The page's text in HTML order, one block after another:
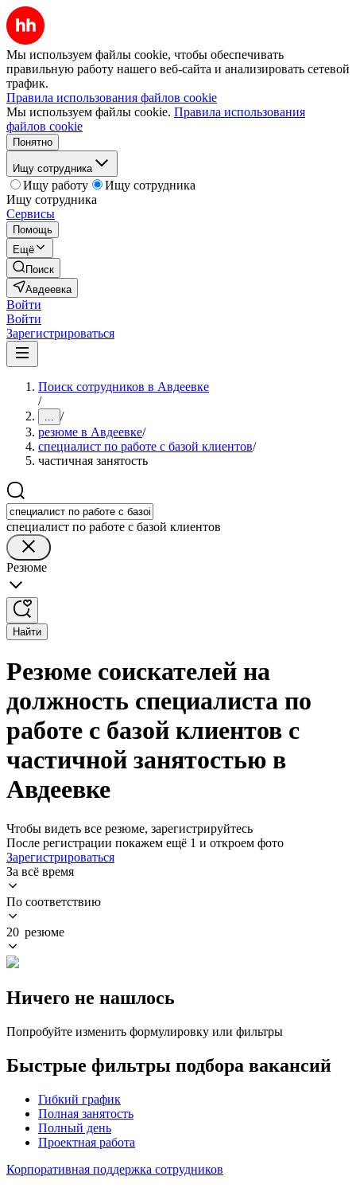
Мы используем файлы cookie, чтобы обеспечивать
правильную работу нашего веб-сайта и анализировать сетевой
трафик.
Правила использования файлов cookie
Мы используем файлы cookie. Правила использования
файлов cookie
Понятно
Ищу сотрудника
Ищу работу
Ищу сотрудника
Ищу сотрудника
Сервисы
Помощь
Ещё
Поиск
Авдеевка
Войти
Войти
Зарегистрироваться
Поиск сотрудников в Авдеевке
/
... /
резюме в Авдеевке/
специалист по работе с базой клиентов/
частичная занятость
специалист по работе с базой клиентов
Резюме
Найти
Резюме соискателей на
должность специалиста по
работе с базой клиентов с
частичной занятостью в
Авдеевке
Чтобы видеть все резюме, зарегистрируйтесь
После регистрации покажем ещё 1 и откроем фото
Зарегистрироваться
За всё время
По соответствию
20 резюме
Ничего не нашлось
Попробуйте изменить формулировку или фильтры
Быстрые фильтры подбора вакансий
Гибкий график
Полная занятость
Полный день
Проектная работа
Корпоративная поддержка сотрудников